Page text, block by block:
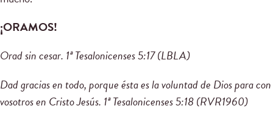
¡ORAMOS!
Orad sin cesar. 1ª Tesalonicenses5:17(LBLA)
Dad gracias en todo, porque ésta es la voluntad de Dios para con
vosotros en Cristo Jesús. 1ª Tesalonicenses5:18(RVR1960)